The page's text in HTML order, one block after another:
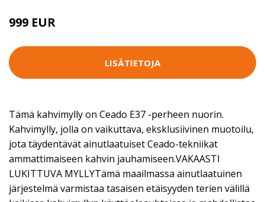
999 EUR
LISÄTIETOJA
Tämä kahvimylly on Ceado E37 -perheen nuorin.
Kahvimylly, jolla on vaikuttava, eksklusiivinen muotoilu,
jota täydentävät ainutlaatuiset Ceado-tekniikat
ammattimaiseen kahvin jauhamiseen.VAKAASTI
LUKITTUVA MYLLYTämä maailmassa ainutlaatuinen
järjestelmä varmistaa tasaisen etäisyyden terien välillä